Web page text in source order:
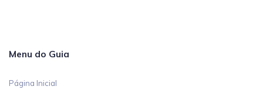
Menu do Guia
Página Inicial